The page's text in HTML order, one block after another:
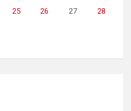
25 26 27
28